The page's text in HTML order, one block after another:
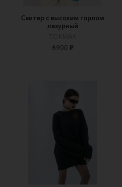
Свитер с высоким горлом
лазурный
TOKMAK
6900 ₽